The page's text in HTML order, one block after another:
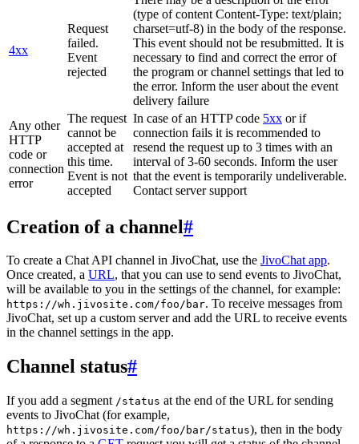
4xx
Request
failed.
Event
rejected
(type of content Content-Type: text/plain;
charset=utf-8) in the body of the response.
This event should not be resubmitted. It is
necessary to find and correct the error of
the program or channel settings that led to
the error. Inform the user about the event
delivery failure
Any other
HTTP
code or
connection
error
The request
cannot be
accepted at
this time.
Event is not
accepted
In case of an HTTP code 5xx or if
connection fails it is recommended to
resend the request up to 3 times with an
interval of 3-60 seconds. Inform the user
that the event is temporarily undeliverable.
Contact server support
Creation of a channel#
To create a Chat API channel in JivoChat, use the JivoChat app.
Once created, a URL, that you can use to send events to JivoChat,
will be available to you in the settings of the channel, for example:
https://wh.jivosite.com/foo/bar. To receive messages from
JivoChat, set up a custom server and add the URL to receive events
in the channel settings in the app.
Channel status#
If you add a segment /status at the end of the URL for sending
events to JivoChat (for example,
https://wh.jivosite.com/foo/bar/status), then in the body